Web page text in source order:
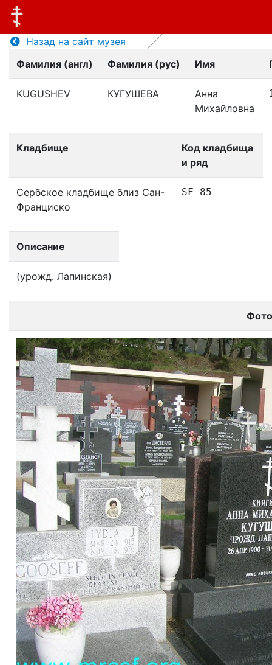
Назад на сайт музея
Фамилия (англ)
Фамилия (рус) Имя
KUGUSHEV КУГУШЕВА
Анна
Михайловна
Кладбище
Код кладбища
и ряд
Сербское кладбище близ Сан-
Франциско
SF 85
Описание
(урожд. Лапинская)
Фото